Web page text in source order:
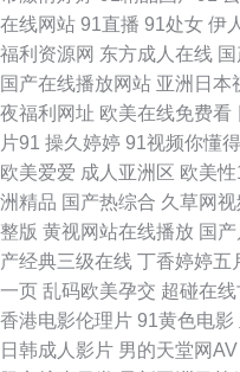
亚州日韩视频 超碰国产在线久草
精品久久 日韩欧美有码无码中
站做爱在线免费 色精品国产 91
黄色91看片 99国产精品久久成人
欧美综合系列在线 人妻aU在线
院 91岛国婷婷 九草在线 一本色
在线网站 91直播 91处女 伊
福利资源网 东方成人在线
国产在线播放网站 亚洲日本
夜福利网址 欧美在线免费看
片91 操久婷婷 91视频你懂得
欧美爱爱 成人亚洲区 欧美性
洲精品 国产热综合 久草网
整版 黄视网站在线播放 国
产经典三级在线 丁香婷婷五
一页 乱码欧美孕交 超碰在线
香港电影伦理片 91黄色电影
日韩成人影片 男的天堂网AV